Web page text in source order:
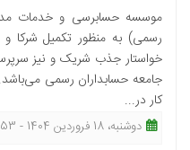
موسسه حسابرسی و خدمات
رسمی) به منظور تکمیل شرکا
خواستار جذب شریک و نیز
جامعه حسابداران رسمی
کار در...
دوشنبه، 18 فروردین 1404 - 16:53